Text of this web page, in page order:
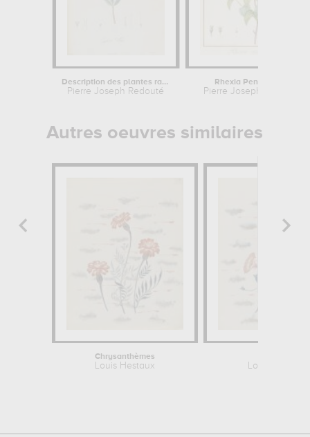
Description des plantes rares que...
Pierre Joseph Redouté
Rhexia Pendulifolia
Pierre Joseph Redouté
Autres oeuvres similaires
Chrysanthèmes
Louis Hestaux Louis Hestaux